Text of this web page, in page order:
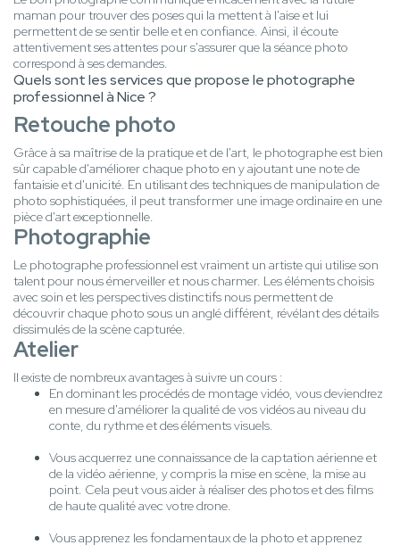
maman pour trouver des poses qui la mettent à l'aise et lui
permettent de se sentir belle et en confiance. Ainsi, il écoute
attentivement ses attentes pour s'assurer que la séance photo
correspond à ses demandes.
Quels sont les services que propose le photographe
professionnel à Nice ?
Retouche photo
Grâce à sa maîtrise de la pratique et de l'art, le photographe est bien
sûr capable d'améliorer chaque photo en y ajoutant une note de
fantaisie et d'unicité. En utilisant des techniques de manipulation de
photo sophistiquées, il peut transformer une image ordinaire en une
pièce d'art exceptionnelle.
Photographie
Le photographe professionnel est vraiment un artiste qui utilise son
talent pour nous émerveiller et nous charmer. Les éléments choisis
avec soin et les perspectives distinctifs nous permettent de
découvrir chaque photo sous un anglé différent, révélant des détails
dissimulés de la scène capturée.
Atelier
Il existe de nombreux avantages à suivre un cours :
En dominant les procédés de montage vidéo, vous deviendrez
en mesure d'améliorer la qualité de vos vidéos au niveau du
conte, du rythme et des éléments visuels.
Vous acquerrez une connaissance de la captation aérienne et
de la vidéo aérienne, y compris la mise en scène, la mise au
point. Cela peut vous aider à réaliser des photos et des films
de haute qualité avec votre drone.
Vous apprenez les fondamentaux de la photo et apprenez